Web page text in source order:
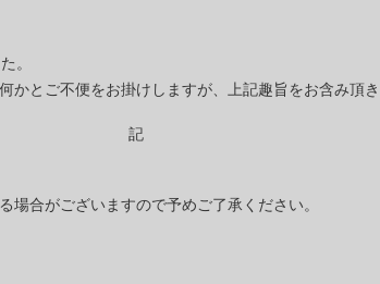
。
とご不便をお掛けしますが、上記趣旨をお含み頂
記
合がございますので予めご了承ください。